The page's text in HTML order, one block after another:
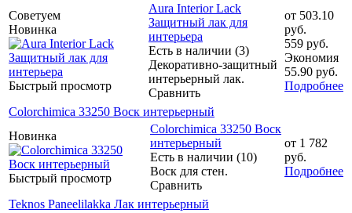
Советуем
Новинка
Быстрый просмотр
Aura Interior Lack
Защитный лак для
интерьера
Есть в наличии (3)
Декоративно-защитный
интерьерный лак.
Сравнить
от 503.10
руб.
559 руб.
Экономия
55.90 руб.
Подробнее
Colorchimica 33250 Воск интерьерный
Новинка
Быстрый просмотр
Colorchimica 33250 Воск
интерьерный
Есть в наличии (10)
Воск для стен.
Сравнить
от 1 782
руб.
Подробнее
Teknos Paneelilakka Лак интерьерный